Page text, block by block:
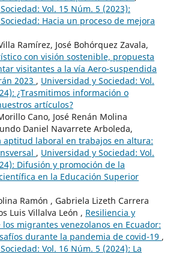
Vol. 15 Núm. 5 (2023):
Hacia un proceso de mejora
Ramírez, José Bohórquez Zavala,
con visión sostenible, propuesta
visitantes a la vía Aero-suspendida
2023 , Universidad y Sociedad: Vol.
¿Trasmitimos información o
artículos?
Cano, José Renán Molina
Daniel Navarrete Arboleda,
aptitud laboral en trabajos en altura:
, Universidad y Sociedad: Vol.
Difusión y promoción de la
en la Educación Superior
Ramón , Gabriela Lizeth Carrera
Luis Villalva León , Resiliencia y
migrantes venezolanos en Ecuador:
durante la pandemia de covid-19 ,
Vol. 16 Núm. 5 (2024): La